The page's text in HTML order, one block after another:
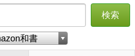
検索